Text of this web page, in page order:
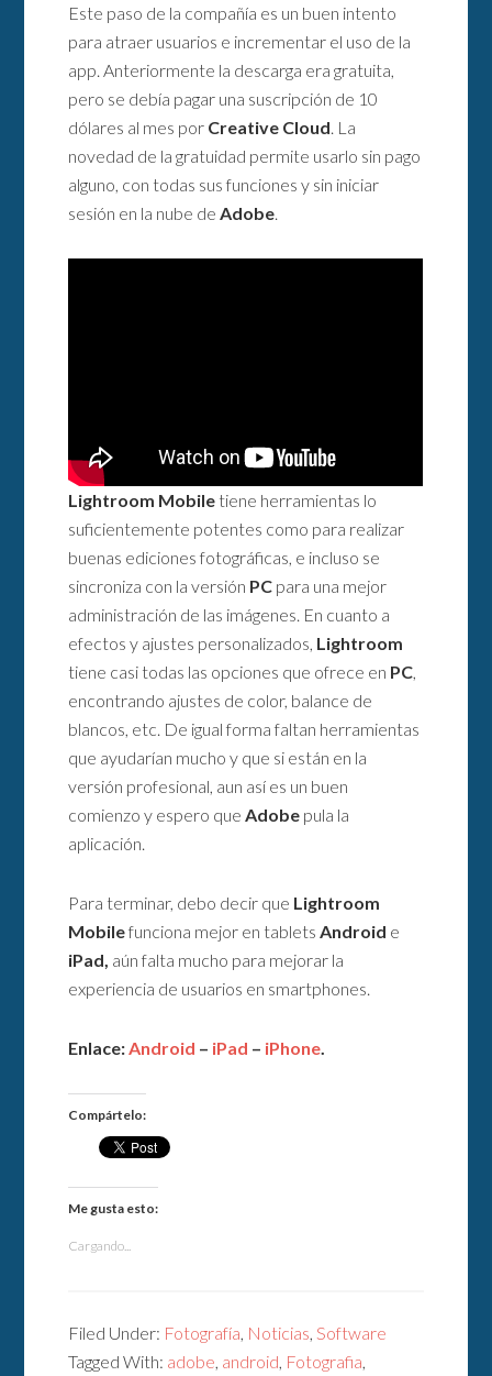
Este paso de la compañía es un buen intento
para atraer usuarios e incrementar el uso de la
app. Anteriormente la descarga era gratuita,
pero se debía pagar una suscripción de 10
dólares al mes por Creative Cloud . La
novedad de la gratuidad permite usarlo sin pago
alguno, con todas sus funciones y sin iniciar
sesión en la nube de Adobe
Lightroom Mobile tiene herramientas lo
suficientemente potentes como para realizar
buenas ediciones fotográficas, e incluso se
sincroniza con la versión PC para una mejor
administración de las imágenes. En cuanto a
efectos y ajustes personalizados, Lightroom
tiene casi todas las opciones que ofrece en PC
encontrando ajustes de color, balance de
blancos, etc. De igual forma faltan herramientas
que ayudarían mucho y que si están en la
versión profesional, aun así es un buen
comienzo y espero que Adobe pula la
aplicación.
Para terminar, debo decir que Lightroom
Mobilefunciona mejor en tablets Android e
iPad, aún falta mucho para mejorar la
experiencia de usuarios en smartphones.
Enlace: Android – iPad – iPhone
Compártelo:
Me gusta esto:
Cargando...
Filed Under: Fotografía Noticias Software
Tagged With: adobe android Fotografia